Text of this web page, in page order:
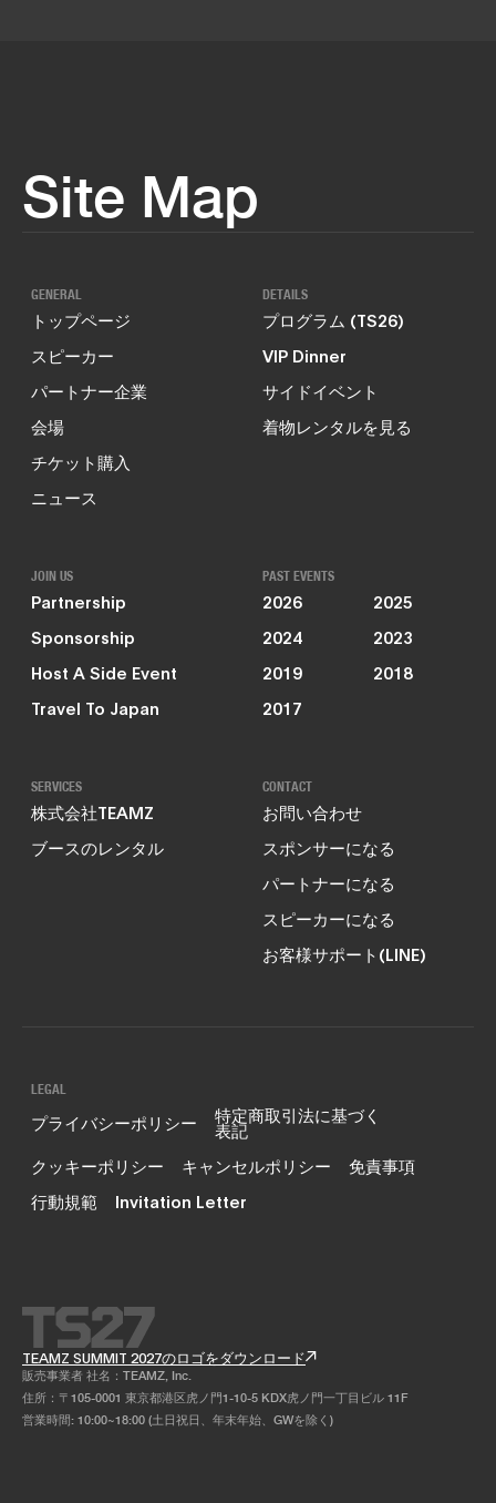
Site Map
GENERAL
トップページ
スピーカー
パートナー企業
会場
チケット購入
ニュース
DETAILS
プログラム (TS26)
VIP Dinner
サイドイベント
着物レンタルを見る
JOIN US
Partnership
Sponsorship
Host A Side Event
Travel To Japan
PAST EVENTS
2026
2025
2024
2023
2019
2018
2017
SERVICES
株式会社TEAMZ
ブースのレンタル
CONTACT
お問い合わせ
スポンサーになる
パートナーになる
スピーカーになる
お客様サポート(LINE)
LEGAL
プライバシーポリシー 特定商取引法に基づく
表記
クッキーポリシー
キャンセルポリシー
免責事項
行動規範
Invitation Letter
TEAMZ SUMMIT 2027のロゴをダウンロード
販売事業者 社名：TEAMZ, Inc.
住所：〒105-0001 東京都港区虎ノ門1-10-5 KDX虎ノ門一丁目ビル 11F
営業時間: 10:00~18:00 (土日祝日、年末年始、GWを除く)